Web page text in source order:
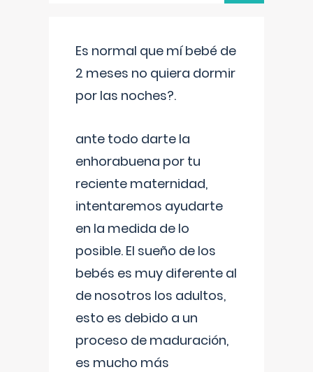
Es normal que mí bebé de
2 meses no quiera dormir
por las noches?.
ante todo darte la
enhorabuena por tu
reciente maternidad,
intentaremos ayudarte
en la medida de lo
posible. El sueño de los
bebés es muy diferente al
de nosotros los adultos,
esto es debido a un
proceso de maduración,
es mucho más